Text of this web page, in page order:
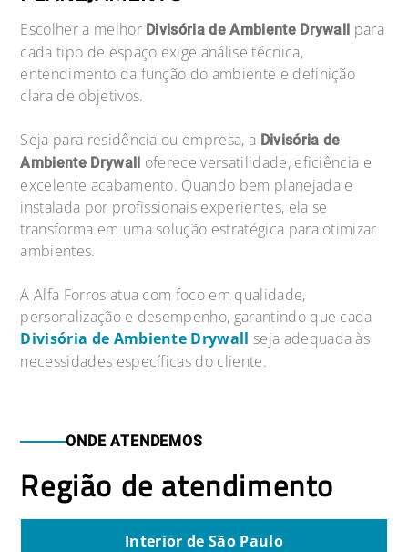
Escolher a melhor Divisória de Ambiente Drywall para
cada tipo de espaço exige análise técnica,
entendimento da função do ambiente e definição
clara de objetivos.
Seja para residência ou empresa, a Divisória de
Ambiente Drywall oferece versatilidade, eficiência e
excelente acabamento. Quando bem planejada e
instalada por profissionais experientes, ela se
transforma em uma solução estratégica para otimizar
ambientes.
A Alfa Forros atua com foco em qualidade,
personalização e desempenho, garantindo que cada
Divisória de Ambiente Drywall seja adequada às
necessidades específicas do cliente.
ONDE ATENDEMOS
Região de atendimento
Interior de São Paulo